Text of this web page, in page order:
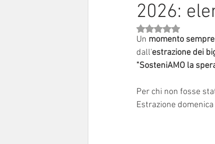
Sinodo 2021-23 Anziani e
2026:
Valutazione NaN
Un momento
dall'estrazione dei
"SosteniAMO la
Per chi non fosse
Estrazione